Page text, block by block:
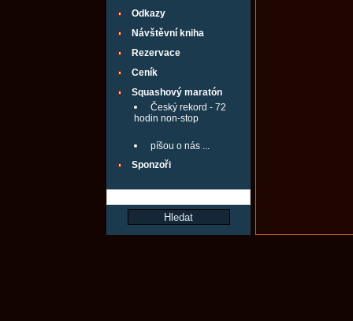
Odkazy
Návštěvní kniha
Rezervace
Ceník
Squashový maratón
Český rekord - 72
hodin non-stop
píšou o nás ...
Sponzoři